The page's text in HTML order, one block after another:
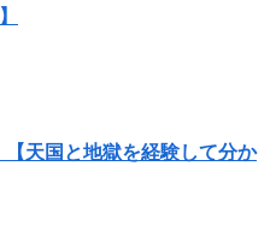
天国と地獄を経験して分か